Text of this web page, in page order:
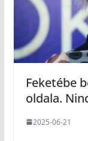
Feketébe
oldala.
2025-06-21